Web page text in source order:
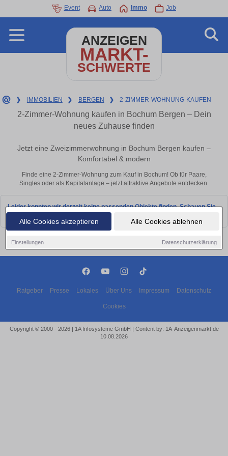
Alle Cookies akzeptieren Alle Cookies ablehnen
Einstellungen Datenschutzerklärung
Event Auto Immo Job
ANZEIGEN
MARKT-
SCHWERTE
❯ IMMOBILIEN ❯ BERGEN ❯ 2-ZIMMER-WOHNUNG-KAUFEN
2-Zimmer-Wohnung kaufen in Bochum Bergen – Dein
neues Zuhause finden
Jetzt eine Zweizimmerwohnung in Bochum Bergen kaufen –
Komfortabel & modern
Finde eine 2-Zimmer-Wohnung zum Kauf in Bochum! Ob für Paare,
Singles oder als Kapitalanlage – jetzt attraktive Angebote entdecken.
Leider konnten wir derzeit keine passenden Objekte finden. Schauen Sie
Ratgeber Presse Lokales Über Uns Impressum Datenschutz
Cookies
Copyright © 2000 - 2026 | 1A Infosysteme GmbH | Content by: 1A-Anzeigenmarkt.de
10.08.2026